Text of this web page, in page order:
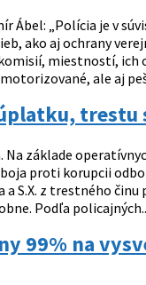
Ábel: „Polícia je v
ako aj ochrany
miestností, ich
ale aj
trestu
základe
proti korupcii
z trestného činu
Podľa
99% na